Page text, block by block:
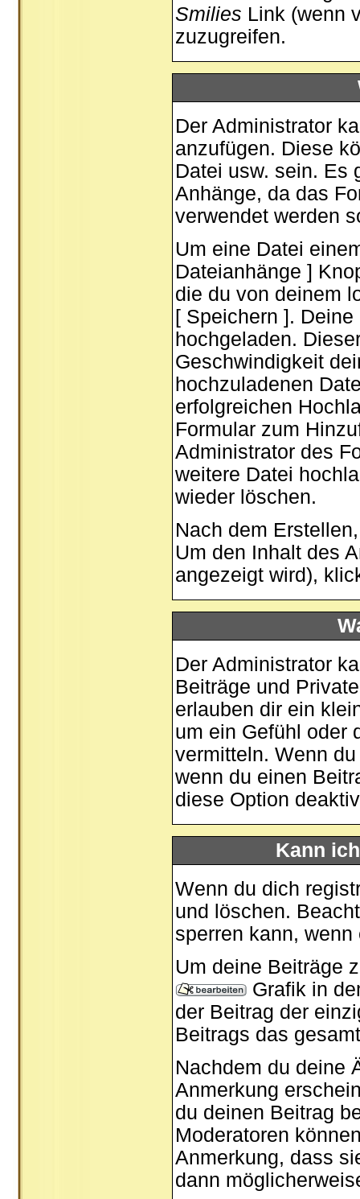
Smilies Link (wenn
zuzugreifen.
Der Administrator
anzufügen. Diese
Datei usw. sein. Es
Anhänge, da das
verwendet werden
Um eine Datei
Dateianhänge ]
die du von deinem
[ Speichern ].
hochgeladen.
Geschwindigkeit
hochzuladenen
erfolgreichen
Formular zum
Administrator des
weitere Datei
wieder löschen.
Nach dem
Um den Inhalt des
angezeigt wird),
Der Administrator
Beiträge und
erlauben dir ein
um ein Gefühl oder
vermitteln. Wenn
wenn du einen
diese Option
Kann
Wenn du dich
und löschen.
sperren kann,
Um deine Beiträge
Grafik in
der Beitrag der
Beitrags das
Nachdem du deine
Anmerkung
du deinen Beitrag
Moderatoren
Anmerkung, dass
dann